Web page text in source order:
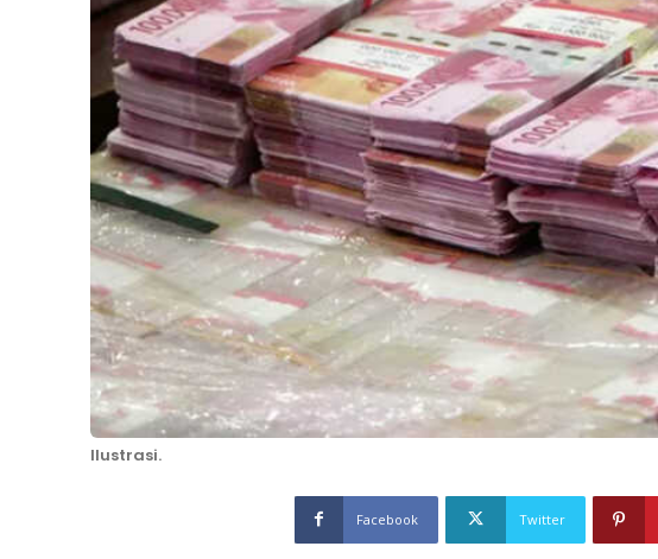
Ilustrasi.
Facebook Twitter